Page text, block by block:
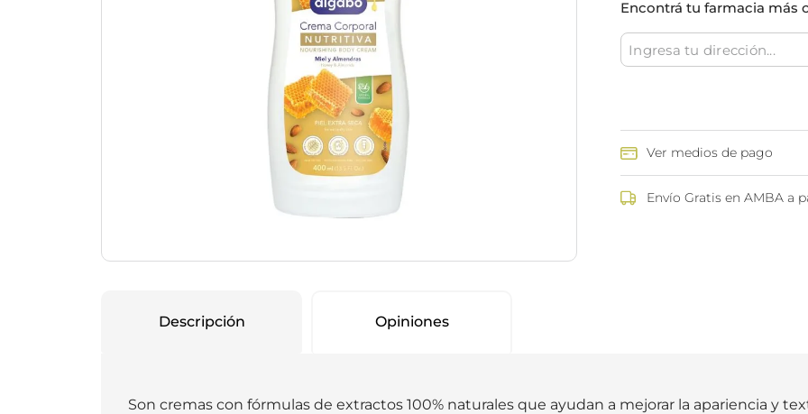
Protección Femenina
Cuidado intimo
Protectores diarios
Copas menstruales
Tampones
Toallas con y sin alas
Protectores mamarios
Talcos & polvos pédicos Espacio
Encontrá tu farmacia más
Ver medios de pago
Envío Gratis en AMBA a
Descripción Opiniones
Son cremas con fórmulas de extractos 100% naturales que ayudan a mejorar la apariencia y